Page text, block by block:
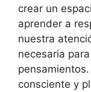
crear un
aprender a
nuestra
necesaria
consciente y